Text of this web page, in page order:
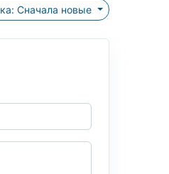
Сортировка: Сначала новые